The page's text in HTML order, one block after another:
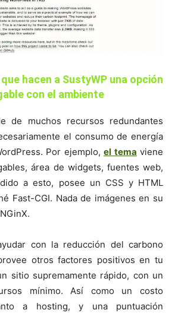
hacen a SustyWP una opción
con el ambiente
de muchos recursos redundantes
el consumo de energía
Por ejemplo,el tema viene
área de widgets, fuentes web,
a esto, posee un CSS y HTML
Fast-CGI. Nada de imágenes en su
con la reducción del carbono
otros factores positivos en tu
sitio supremamente rápido, con un
mínimo. Así como un costo
a hosting, y una puntuación